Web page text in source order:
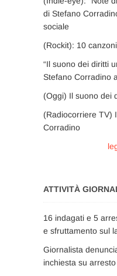
di Stefano
sociale
(Rockit): 10
“Il suono dei diritti
Stefano Corradino
(Oggi) Il suono dei
(Radiocorriere TV)
Corradino
ATTIVITÀ
16 indagati e 5
e sfruttamento sul
Giornalista
inchiesta su